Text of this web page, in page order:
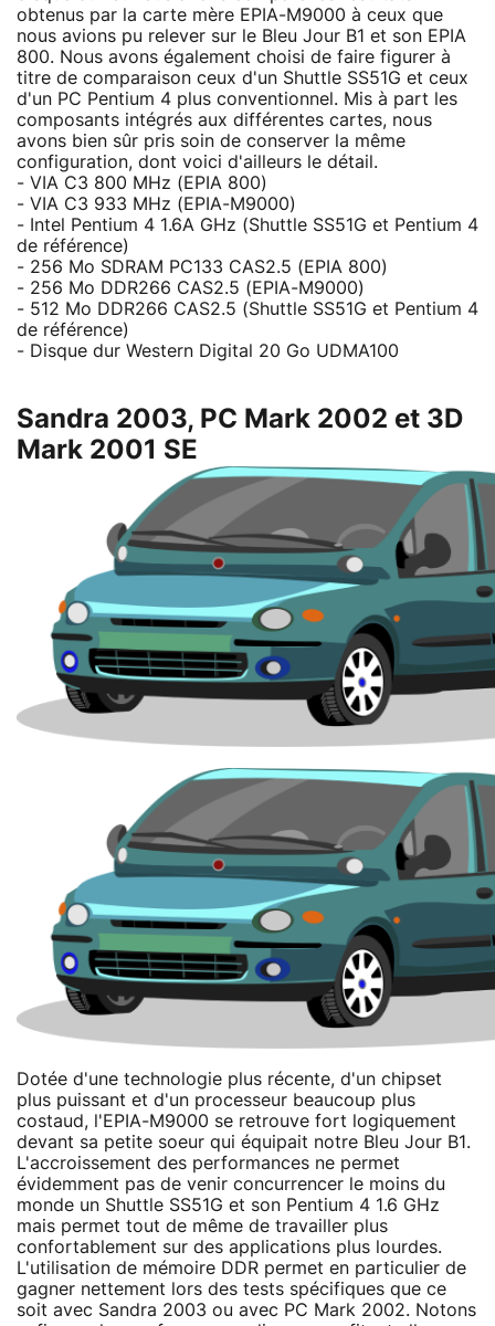
obtenus par la carte mère EPIA-M9000 à ceux que
nous avions pu relever sur le Bleu Jour B1 et son EPIA
800. Nous avons également choisi de faire figurer à
titre de comparaison ceux d'un Shuttle SS51G et ceux
d'un PC Pentium 4 plus conventionnel. Mis à part les
composants intégrés aux différentes cartes, nous
avons bien sûr pris soin de conserver la même
configuration, dont voici d'ailleurs le détail.
- VIA C3 800 MHz (EPIA 800)
- VIA C3 933 MHz (EPIA-M9000)
- Intel Pentium 4 1.6A GHz (Shuttle SS51G et Pentium 4
de référence)
- 256 Mo SDRAM PC133 CAS2.5 (EPIA 800)
- 256 Mo DDR266 CAS2.5 (EPIA-M9000)
- 512 Mo DDR266 CAS2.5 (Shuttle SS51G et Pentium 4
de référence)
- Disque dur Western Digital 20 Go UDMA100
Sandra 2003, PC Mark 2002 et 3D
Mark 2001 SE
Dotée d'une technologie plus récente, d'un chipset
plus puissant et d'un processeur beaucoup plus
costaud, l'EPIA-M9000 se retrouve fort logiquement
devant sa petite soeur qui équipait notre Bleu Jour B1.
L'accroissement des performances ne permet
évidemment pas de venir concurrencer le moins du
monde un Shuttle SS51G et son Pentium 4 1.6 GHz
mais permet tout de même de travailler plus
confortablement sur des applications plus lourdes.
L'utilisation de mémoire DDR permet en particulier de
gagner nettement lors des tests spécifiques que ce
soit avec Sandra 2003 ou avec PC Mark 2002. Notons